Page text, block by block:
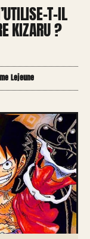
T-IL
KIZARU ?
Lejeune